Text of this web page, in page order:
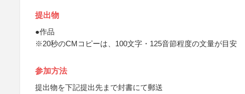
提出物
●作品
※20秒のCMコピーは、100文字・125音節程度の文量が目安
参加方法
提出物を下記提出先まで封書にて郵送